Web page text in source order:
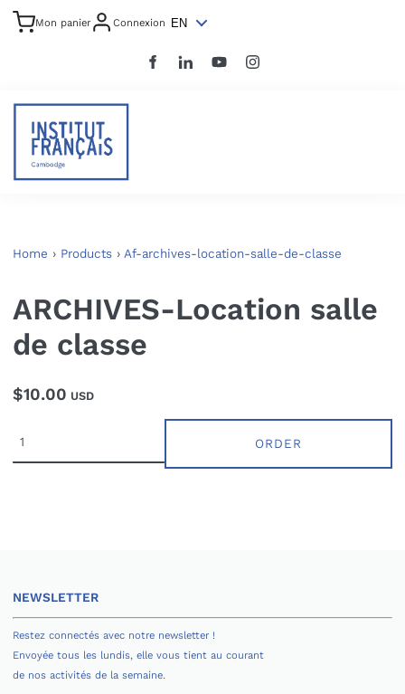
Mon panier Connexion EN
Home › Products › Af-archives-location-salle-de-classe
ARCHIVES-Location salle
de classe
$10.00 USD
ORDER
NEWSLETTER
Restez connectés avec notre newsletter !
Envoyée tous les lundis, elle vous tient au courant
de nos activités de la semaine.